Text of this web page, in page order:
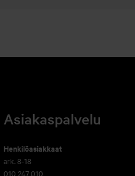
Asiakaspalvelu
Henkilöasiakkaat
ark. 8-18
010 247 010